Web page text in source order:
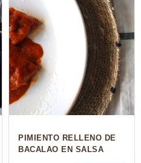
PIMIENTO RELLENO DE
BACALAO EN SALSA